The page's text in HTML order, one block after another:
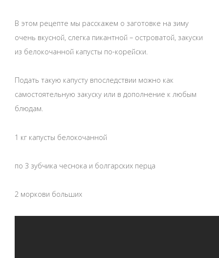
В этом рецепте мы расскажем о заготовке на зиму
очень вкусной, слегка пикантной – островатой, закуски
из белокочанной капусты по-корейски.
Подать такую капусту впоследствии можно как
самостоятельную закуску или в дополнение к любым
блюдам.
1 кг капусты белокочанной
по 3 зубчика чеснока и болгарских перца
2 моркови больших